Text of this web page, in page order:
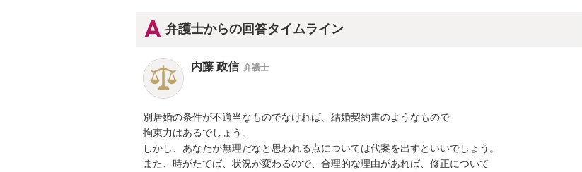
弁護士からの回答タイムライン
内藤 政信 弁護士
別居婚の条件が不適当なものでなければ、結婚契約書のようなもので
拘束力はあるでしょう。
しかし、あなたが無理だなと思われる点については代案を出すといいでしょう。
また、時がたてば、状況が変わるので、合理的な理由があれば、修正について